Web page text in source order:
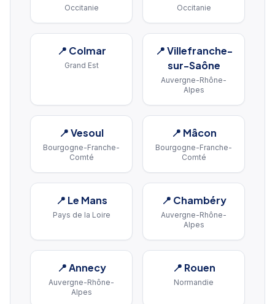
Occitanie Occitanie
📍 Colmar
Grand Est
📍Villefranche-
sur-Saône
Auvergne-Rhône-
Alpes
📍Vesoul
Bourgogne-Franche-
Comté
📍 Mâcon
Bourgogne-Franche-
Comté
📍 Le Mans
Pays de la Loire
📍 Chambéry
Auvergne-Rhône-
Alpes
📍Annecy
Auvergne-Rhône-
Alpes
📍 Rouen
Normandie